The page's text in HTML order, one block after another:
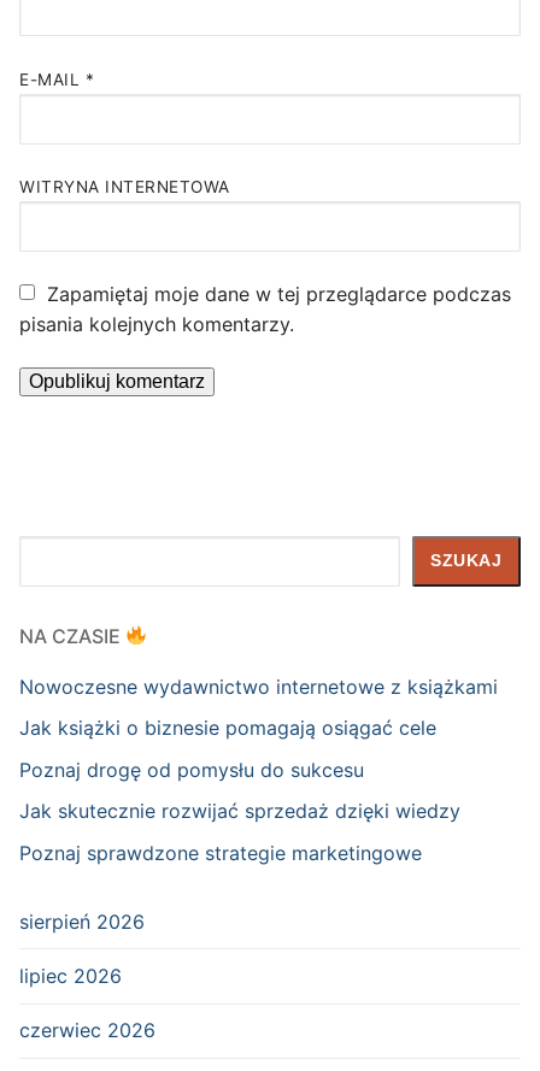
E-MAIL *
WITRYNA INTERNETOWA
Zapamiętaj moje dane w tej przeglądarce podczas
pisania kolejnych komentarzy.
SZUKAJ
NA CZASIE
Nowoczesne wydawnictwo internetowe z książkami
Jak książki o biznesie pomagają osiągać cele
Poznaj drogę od pomysłu do sukcesu
Jak skutecznie rozwijać sprzedaż dzięki wiedzy
Poznaj sprawdzone strategie marketingowe
sierpień 2026
lipiec 2026
czerwiec 2026